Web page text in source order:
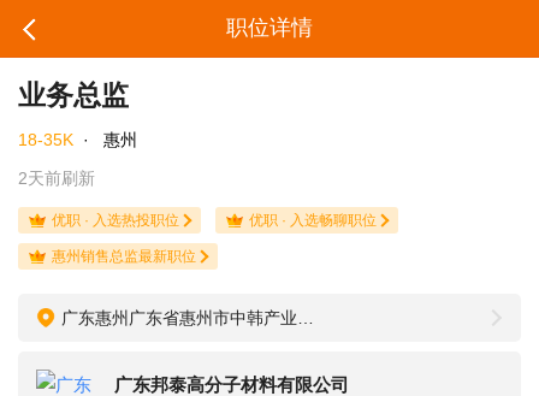
职位详情
业务总监
18-35K ·
惠州
2天前刷新
优职 · 入选热投职位 优职 · 入选畅聊职位
惠州销售总监最新职位
广东邦泰高分子材料有限公司